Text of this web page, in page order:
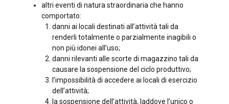
altri eventi di natura straordinaria che hanno
comportato:
danni ai locali destinati all’attività tali da
renderli totalmente o parzialmente inagibili o
non più idonei all’uso;
danni rilevanti alle scorte di magazzino tali da
causare la sospensione del ciclo produttivo;
l’impossibilità di accedere ai locali di esercizio
dell’attività;
la sospensione dell’attività, laddove l’unico o